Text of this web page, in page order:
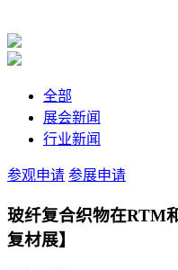
全部
展会新闻
行业新闻
参观申请 参展申请
玻纤复合织物在RTM
复材展】